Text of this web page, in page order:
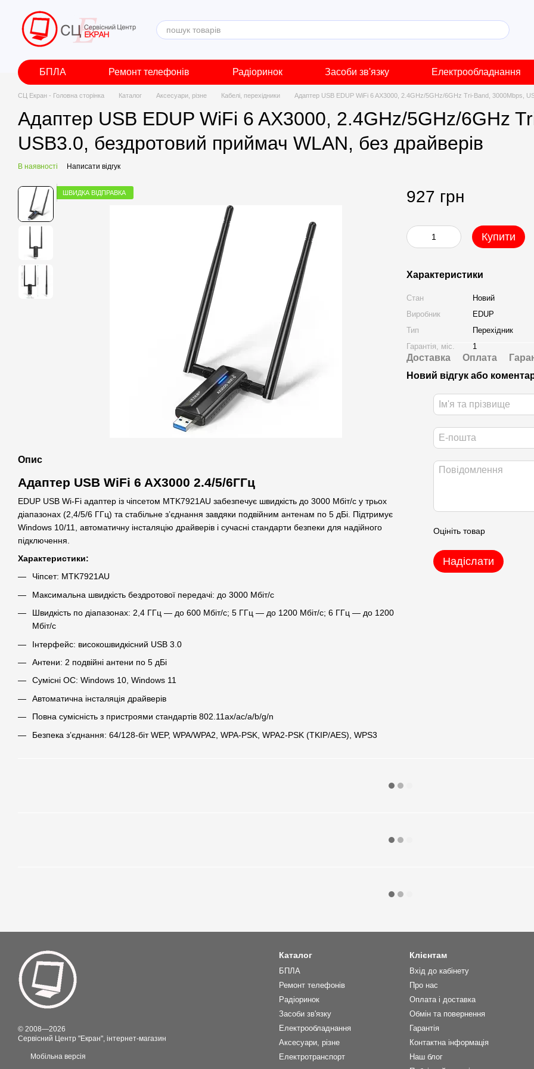
Перейти до основного контенту
БПЛА Ремонт телефонів Радіоринок Засоби зв'язку Електрообладнання
СЦ Екран - Головна сторінка Каталог Аксесуари, різне Кабелі, перехідники Адаптер USB EDUP WiFi 6 AX3000, 2.4GHz/5GHz/6GHz Tri-Band, 3000Mbps,
Адаптер USB EDUP WiFi 6 AX3000, 2.4GHz/5GHz/6GHz
USB3.0, бездротовий приймач WLAN, без драйверів
В наявності Написати відгук
ШВИДКА ВІДПРАВКА
Опис
Адаптер USB WiFi 6 AX3000 2.4/5/6ГГц
EDUP USB Wi-Fi адаптер із чіпсетом MTK7921AU забезпечує швидкість до 3000 Мбіт/с у трьох
діапазонах (2,4/5/6 ГГц) та стабільне з’єднання завдяки подвійним антенам по 5 дБі. Підтримує
Windows 10/11, автоматичну інсталяцію драйверів і сучасні стандарти безпеки для надійного
підключення.
Характеристики:
Чіпсет: MTK7921AU
Максимальна швидкість бездротової передачі: до 3000 Мбіт/с
Швидкість по діапазонах: 2,4 ГГц — до 600 Мбіт/с; 5 ГГц — до 1200 Мбіт/с; 6 ГГц — до 1200
Мбіт/с
Інтерфейс: високошвидкісний USB 3.0
Антени: 2 подвійні антени по 5 дБі
Сумісні ОС: Windows 10, Windows 11
Автоматична інсталяція драйверів
Повна сумісність з пристроями стандартів 802.11ax/ac/a/b/g/n
Безпека з’єднання: 64/128-біт WEP, WPA/WPA2, WPA-PSK, WPA2-PSK (TKIP/AES), WPS3
927 грн
Купити
Характеристики
Стан
Новий
Виробник
EDUP
Тип
Перехідник
Гарантія, міс.
1
Доставка Оплата
Новий відгук або
Оцініть товар
Надіслати
© 2008—2026
Сервісний Центр "Екран", інтернет-магазин
Мобільна версія
Каталог
БПЛА
Ремонт телефонів
Радіоринок
Засоби зв'язку
Електрообладнання
Аксесуари, різне
Електротранспорт
Клієнтам
Вхід до кабінету
Про нас
Оплата і доставка
Обмін та повернення
Гарантія
Контактна інформація
Наш блог